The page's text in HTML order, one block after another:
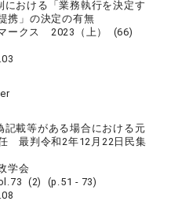
における「業務執行を決定す
携」の決定の有無
ークス 2023（上） (66)
記載等がある場合における元
最判令和2年12月22日民集
学会
(2) (p.51 - 73)